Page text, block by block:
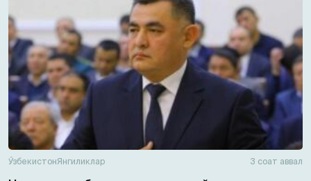
ЎзбекистонЯнгиликлар 3 соат аввал